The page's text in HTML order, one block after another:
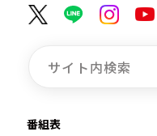
番組表